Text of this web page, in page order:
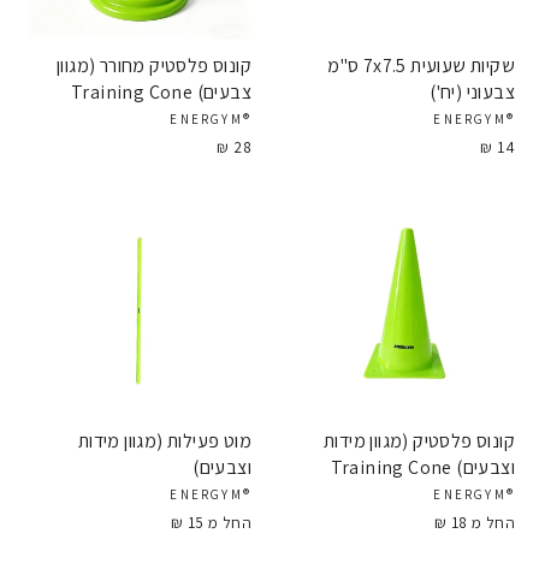
שקיות שעועית 7x7.5 ס"מ
צבעוני (יח')
®ENERGYM
14 ₪
קונוס פלסטיק מחורר (מגוון
צבעים) Training Cone
®ENERGYM
28 ₪
קונוס פלסטיק (מגוון מידות
וצבעים) Training Cone
®ENERGYM
החל מ 18 ₪
מוט פעילות (מגוון מידות
וצבעים)
®ENERGYM
החל מ 15 ₪